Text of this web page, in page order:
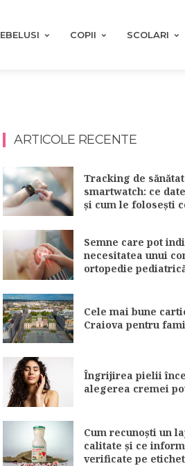
COPII SCOLARI
ARTICOLE RECENTE
Tracking de
smartwatch: ce
și cum le folosești
Semne care pot
necesitatea unui
ortopedie
Cele mai bune
Craiova pentru
Îngrijirea pielii
alegerea cremei
Cum recunoști un
calitate și ce
verificate pe